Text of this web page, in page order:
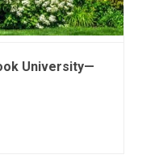
University—